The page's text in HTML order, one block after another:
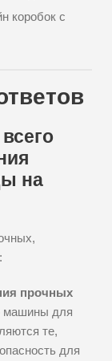
коробок с
на
прочных
для
те,
для